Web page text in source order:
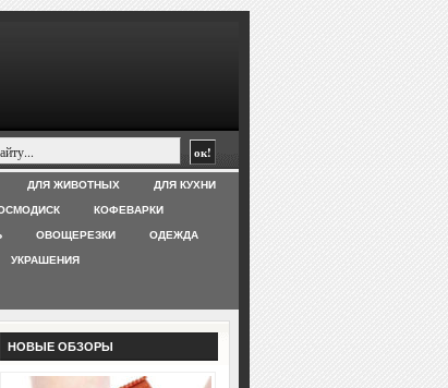
ДЛЯ ЖИВОТНЫХ ДЛЯ КУХНИ
КОФЕВАРКИ
ОВОЩЕРЕЗКИ ОДЕЖДА
УКРАШЕНИЯ
НОВЫЕ ОБЗОРЫ